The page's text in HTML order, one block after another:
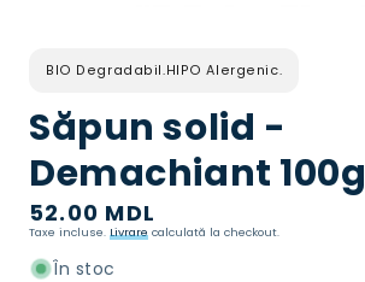
în
BIO Degradabil.HIPO Alergenic.
Săpun solid -
Demachiant 100g
Preț
normal
52.00 MDL
Taxe incluse. Livrare calculată la checkout.
În stoc